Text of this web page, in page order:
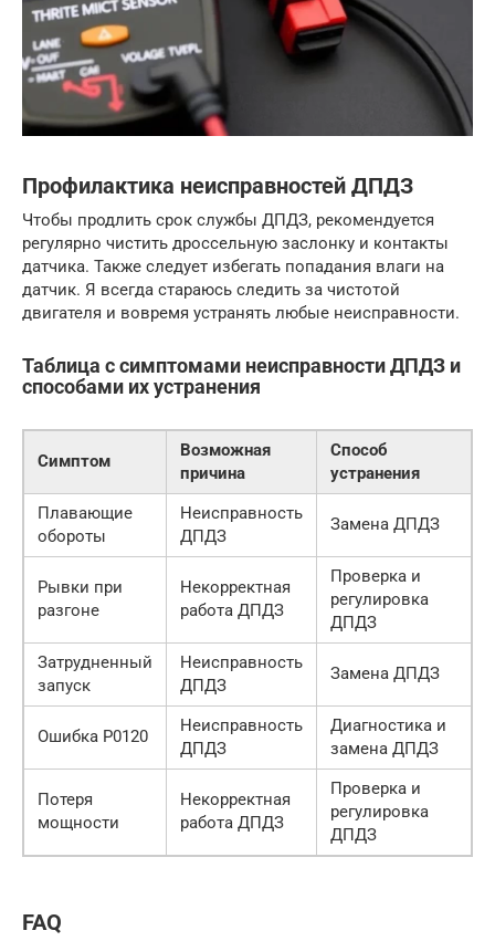
Профилактика неисправностей ДПДЗ
Чтобы продлить срок службы ДПДЗ, рекомендуется
регулярно чистить дроссельную заслонку и контакты
датчика. Также следует избегать попадания влаги на
датчик. Я всегда стараюсь следить за чистотой
двигателя и вовремя устранять любые неисправности.
Таблица с симптомами неисправности ДПДЗ и
способами их устранения
Симптом
Возможная
причина
Способ
устранения
Плавающие
обороты
Неисправность
ДПДЗ
Замена ДПДЗ
Рывки при
разгоне
Некорректная
работа ДПДЗ
Проверка и
регулировка
ДПДЗ
Затрудненный
запуск
Неисправность
ДПДЗ
Замена ДПДЗ
Ошибка P0120
Неисправность
ДПДЗ
Диагностика и
замена ДПДЗ
Потеря
мощности
Некорректная
работа ДПДЗ
Проверка и
регулировка
ДПДЗ
FAQ